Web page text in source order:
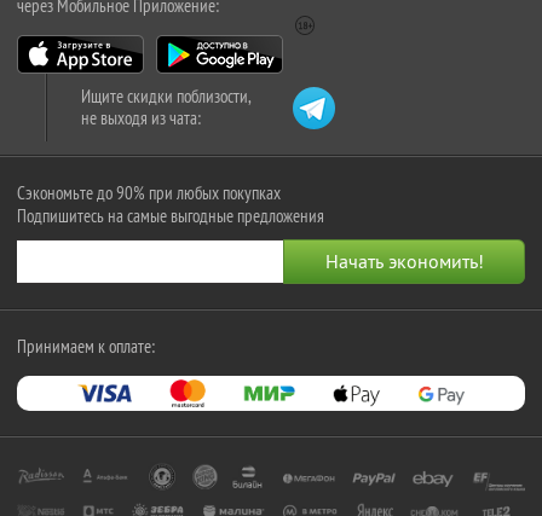
через Мобильное Приложение:
Ищите скидки поблизости,
не выходя из чата:
Сэкономьте до 90% при любых покупках
Подпишитесь на самые выгодные предложения
Принимаем к оплате: